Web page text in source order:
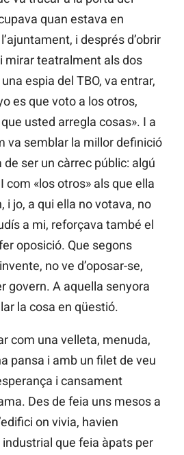
quan estava en
i després d’obrir
mirar teatralment als dos
espia del TBO, va entrar,
es que voto a los otros,
usted arregla cosas». I a
va semblar la millor definició
ser un càrrec públic: algú
com «los otros» als que ella
i jo, a qui ella no votava, no
a mi, reforçava també el
oposició. Que segons
no ve d’oposar-se,
govern. A aquella senyora
la cosa en qüestió.
com una velleta, menuda,
pansa i amb un filet de veu
i cansament
Des de feia uns mesos a
on vivia, havien
industrial que feia àpats per